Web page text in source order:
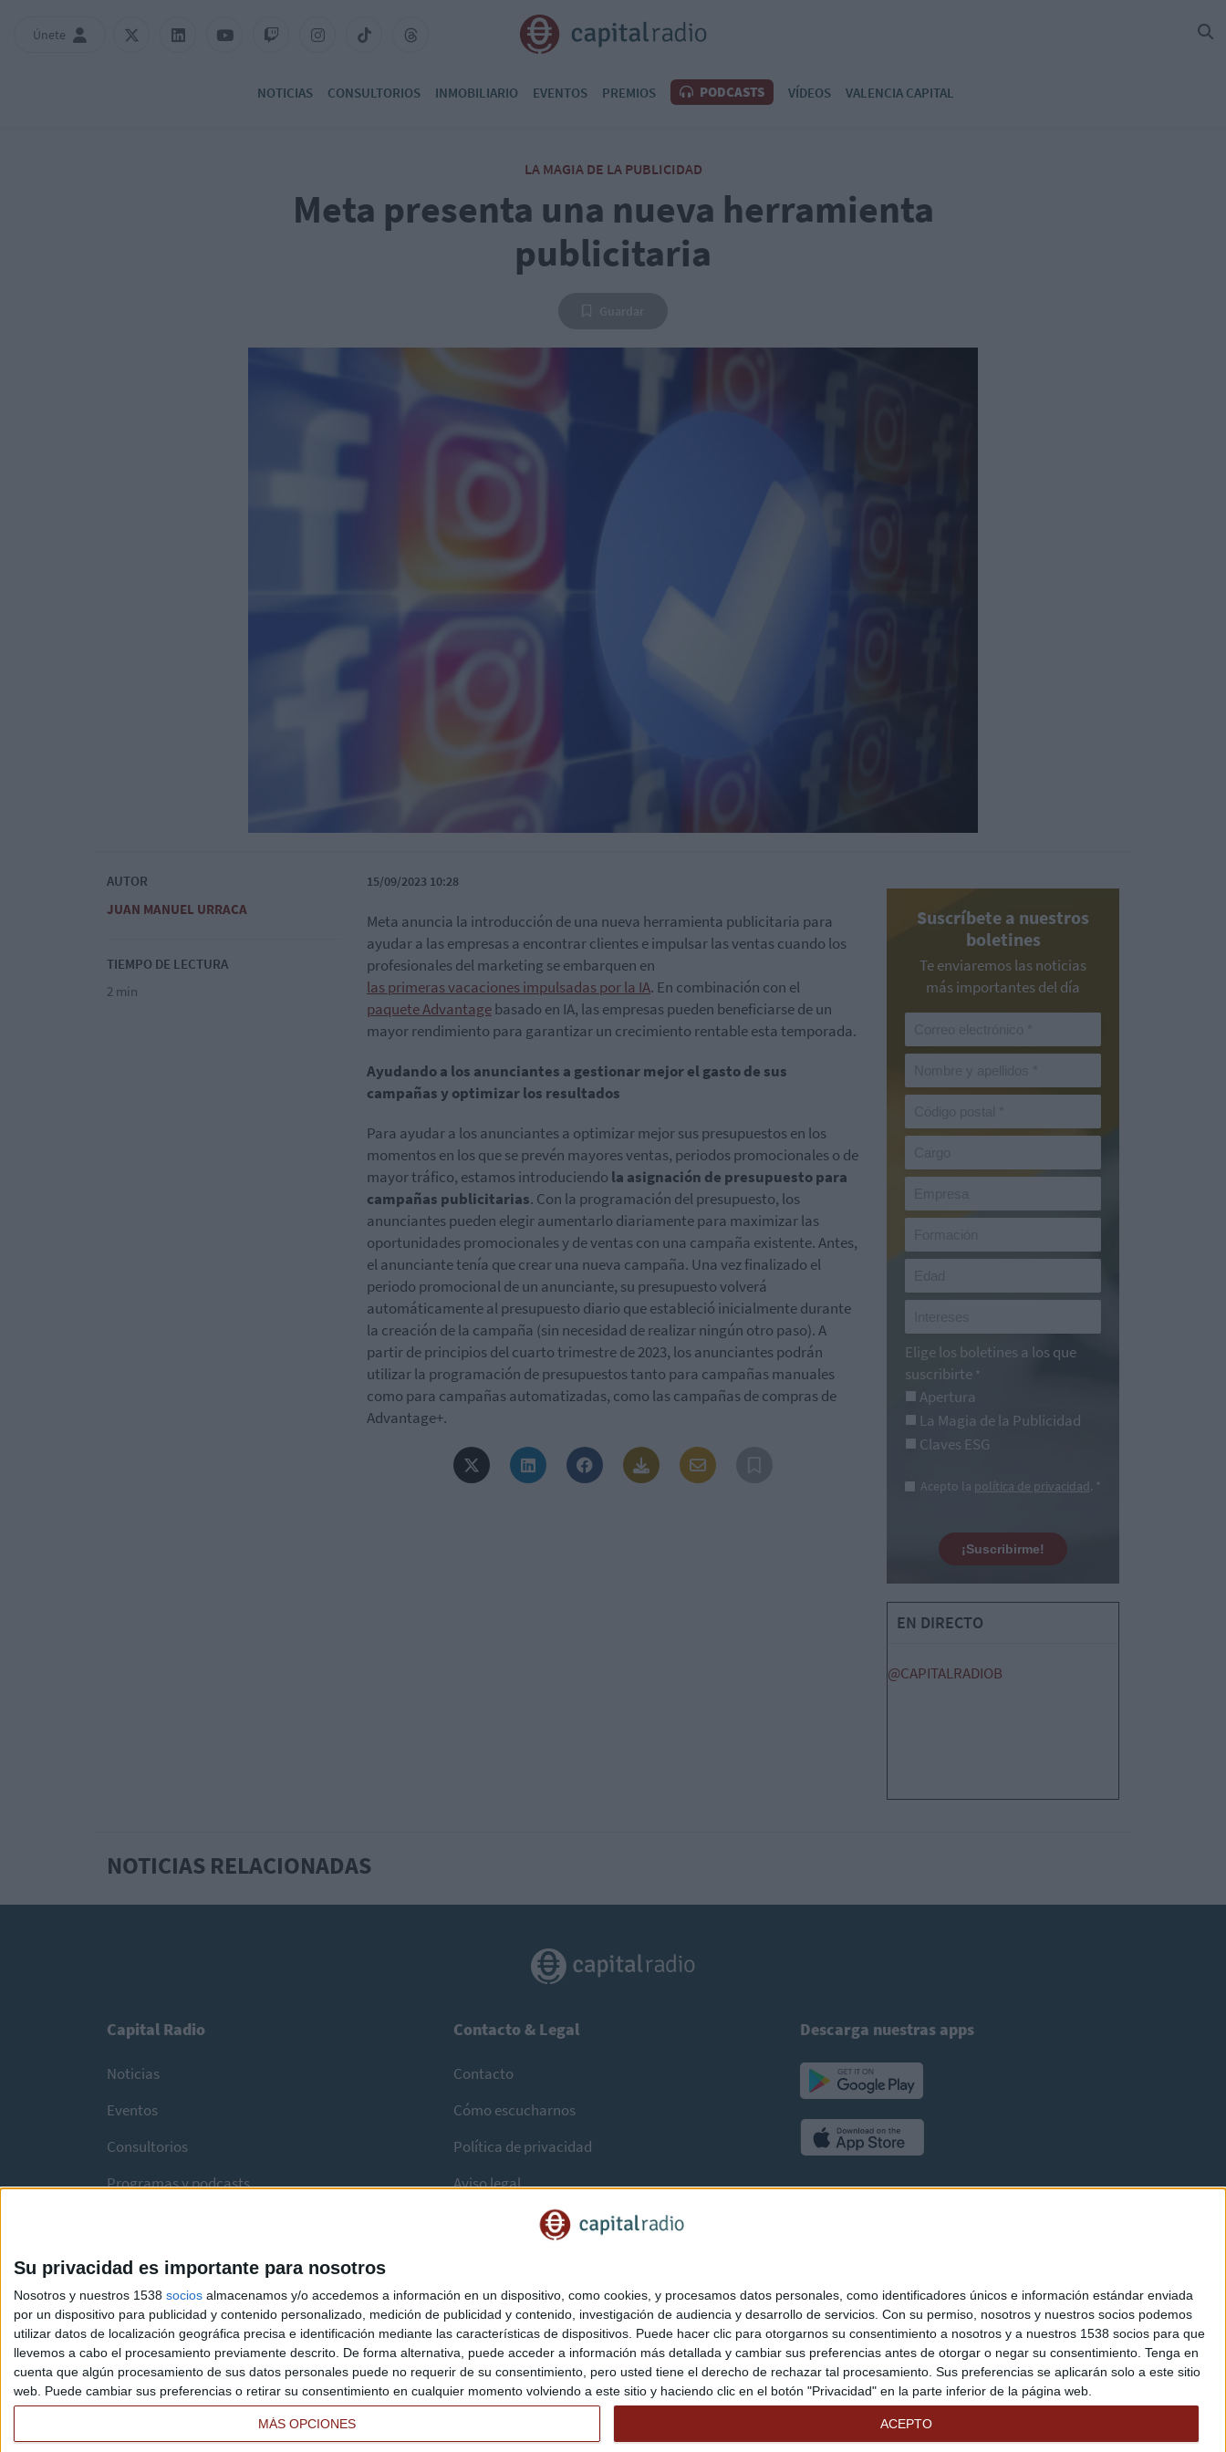
Su privacidad es importante para nosotros
Nosotros y nuestros 1538 socios almacenamos y/o accedemos a información en un dispositivo, como cookies, y procesamos datos personales, como identificadores únicos e información estándar enviada
por un dispositivo para publicidad y contenido personalizado, medición de publicidad y contenido, investigación de audiencia y desarrollo de servicios. Con su permiso, nosotros y nuestros socios podemos
utilizar datos de localización geográfica precisa e identificación mediante las características de dispositivos. Puede hacer clic para otorgarnos su consentimiento a nosotros y a nuestros 1538 socios para que
llevemos a cabo el procesamiento previamente descrito. De forma alternativa, puede acceder a información más detallada y cambiar sus preferencias antes de otorgar o negar su consentimiento. Tenga en
cuenta que algún procesamiento de sus datos personales puede no requerir de su consentimiento, pero usted tiene el derecho de rechazar tal procesamiento. Sus preferencias se aplicarán solo a este sitio
web. Puede cambiar sus preferencias o retirar su consentimiento en cualquier momento volviendo a este sitio y haciendo clic en el botón "Privacidad" en la parte inferior de la página web.
MÁS OPCIONES ACEPTO
Únete
NOTICIAS CONSULTORIOS INMOBILIARIO EVENTOS PREMIOS PODCASTS VÍDEOS VALENCIA CAPITAL
LA MAGIA DE LA PUBLICIDAD
Meta presenta una nueva herramienta
publicitaria
AUTOR
JUAN MANUEL URRACA
TIEMPO DE LECTURA
2 min
15/09/2023 10:28
Meta anuncia la introducción de una nueva herramienta publicitaria para
ayudar a las empresas a encontrar clientes e impulsar las ventas cuando los
profesionales del marketing se embarquen en
las primeras vacaciones impulsadas por la IA. En combinación con el
paquete Advantagebasado en IA, las empresas pueden beneficiarse de un
mayor rendimiento para garantizar un crecimiento rentable esta temporada.
Ayudando a los anunciantes a gestionar mejor el gasto de sus
campañas y optimizar los resultados
Para ayudar a los anunciantes a optimizar mejor sus presupuestos en los
momentos en los que se prevén mayores ventas, periodos promocionales o de
mayor tráfico, estamos introduciendo la asignación de presupuesto para
campañas publicitarias. Con la programación del presupuesto, los
anunciantes pueden elegir aumentarlo diariamente para maximizar las
oportunidades promocionales y de ventas con una campaña existente. Antes,
el anunciante tenía que crear una nueva campaña. Una vez finalizado el
periodo promocional de un anunciante, su presupuesto volverá
automáticamente al presupuesto diario que estableció inicialmente durante
la creación de la campaña (sin necesidad de realizar ningún otro paso). A
partir de principios del cuarto trimestre de 2023, los anunciantes podrán
utilizar la programación de presupuestos tanto para campañas manuales
como para campañas automatizadas, como las campañas de compras de
Advantage+.
Suscríbete a nuestros
boletines
Te enviaremos las noticias
más importantes del día
Elige los boletines a los que
suscribirte *
Apertura
La Magia de la Publicidad
Claves ESG
Acepto la política de privacidad. *
¡Suscribirme!
EN DIRECTO
@CAPITALRADIOB
NOTICIAS RELACIONADAS
Capital Radio
Noticias
Eventos
Consultorios
Programas y podcasts
Contacto & Legal
Contacto
Cómo escucharnos
Política de privacidad
Aviso legal
Descarga nuestras apps